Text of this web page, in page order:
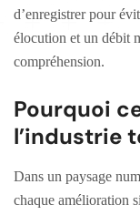
d’enregistrer pour
élocution et un débit
compréhension.
Pourquoi
l’industrie
Dans un paysage
chaque amélioration